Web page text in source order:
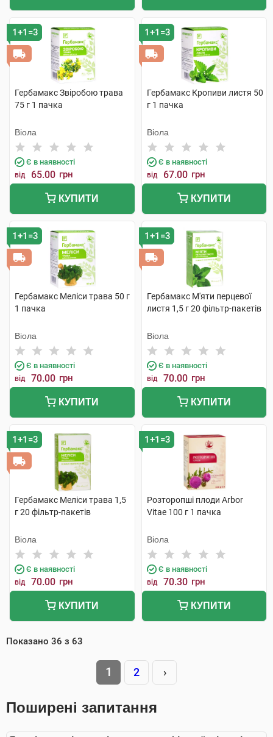
1+1=3
Гербамакс Звіробою трава
75 г 1 пачка
Віола
Є в наявності
від 65.00 грн
КУПИТИ
1+1=3
Гербамакс Кропиви листя 50
г 1 пачка
Віола
Є в наявності
від 67.00 грн
КУПИТИ
1+1=3
Гербамакс Меліси трава 50 г
1 пачка
Віола
Є в наявності
від 70.00 грн
КУПИТИ
1+1=3
Гербамакс М'яти перцевої
листя 1,5 г 20 фільтр-пакетів
Віола
Є в наявності
від 70.00 грн
КУПИТИ
1+1=3
Гербамакс Меліси трава 1,5
г 20 фільтр-пакетів
Віола
Є в наявності
від 70.00 грн
КУПИТИ
1+1=3
Розторопші плоди Arbor
Vitae 100 г 1 пачка
Віола
Є в наявності
від 70.30 грн
КУПИТИ
Показано 36 з 63
1 2 ›
Поширені запитання